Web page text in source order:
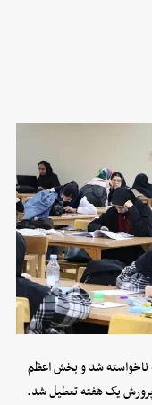
ناخواسته شد و بخش اعظم
یک هفته تعطیل شد.